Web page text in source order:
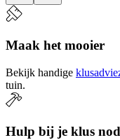
Maak het mooier
Bekijk handige
tuin.
Hulp bij je klus